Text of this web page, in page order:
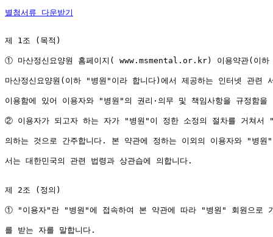
별첨서류 다운받기
제 1조 (목적)
① 마산정신요양원 홈페이지( www.msmental.or.kr) 이용약관(이하
마산정신요양원(이하 "병원"이라 합니다)에서 제공하는 인터넷 관련
이용함에 있어 이용자와 "병원"의 권리·의무 및 책임사항을 규정함을
② 이용자가 되고자 하는 자가 "병원"이 정한 소정의 절차를 거쳐서
의하는 것으로 간주합니다. 본 약관에 정하는 이외의 이용자와 "병
서는 대한민국의 관련 법령과 상관습에 의합니다.
제 2조 (정의)
① "이용자"란 "병원"에 접속하여 본 약관에 따라 "병원" 회원으로
를 받는 자를 말합니다.